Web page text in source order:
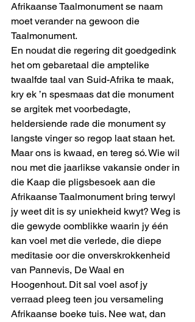
Afrikaanse Taalmonument se naam
moet verander na gewoon die
Taalmonument.
En noudat die regering dit goedgedink
het om gebaretaal die amptelike
twaalfde taal van Suid-Afrika te maak,
kry ek ’n spesmaas dat die monument
se argitek met voorbedagte,
heldersiende rade die monument sy
langste vinger so regop laat staan het.
Maar ons is kwaad, en tereg só. Wie wil
nou met die jaarlikse vakansie onder in
die Kaap die pligsbesoek aan die
Afrikaanse Taalmonument bring terwyl
jy weet dit is sy uniekheid kwyt? Weg is
die gewyde oomblikke waarin jy één
kan voel met die verlede, die diepe
meditasie oor die onverskrokkenheid
van Pannevis, De Waal en
Hoogenhout. Dit sal voel asof jy
verraad pleeg teen jou versameling
Afrikaanse boeke tuis. Nee wat, dan